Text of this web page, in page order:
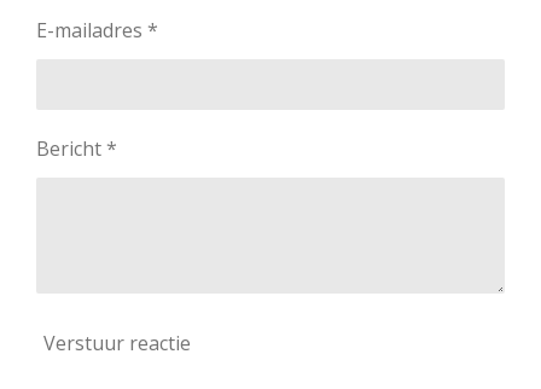
E-mailadres *
Bericht *
Verstuur reactie